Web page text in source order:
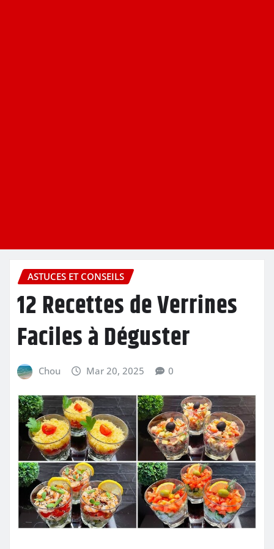
ASTUCES ET CONSEILS
12 Recettes de Verrines
Faciles à Déguster
Chou Mar 20, 2025 0